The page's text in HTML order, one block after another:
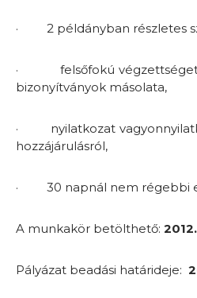
· 2 példányban részletes
·
felsőfokú
bizonyítványok másolata,
·
nyilatkozat
hozzájárulásról,
· 30 napnál nem régebbi
A munkakör betölthető:
Pályázat beadási határideje: